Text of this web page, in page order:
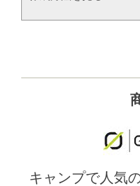
キャンプで人気